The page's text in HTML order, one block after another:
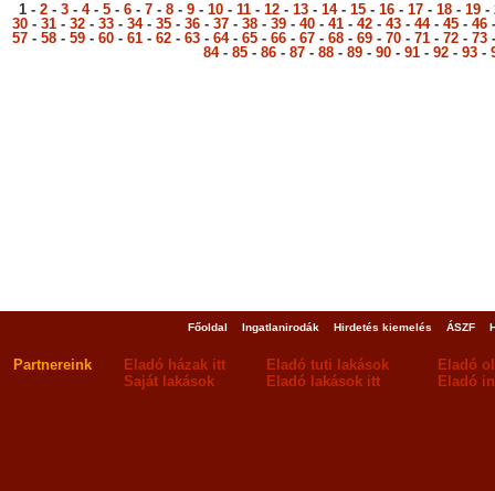
1 - 2 - 3 - 4- 5 - 6 - 7 - 8 - 9 - 10 - 11 - 12 - 13 - 14- 15 - 16 - 17 - 18 - 19 -
30 - 31 - 32 - 33 - 34- 35 - 36 - 37 - 38 - 39 - 40 - 41 - 42 - 43 - 44- 45 - 46
57 - 58 - 59 - 60 - 61 - 62 - 63 - 64- 65 - 66 - 67 - 68 - 69 - 70 - 71 - 72 - 73
84- 85 - 86 - 87 - 88 - 89 - 90 - 91 - 92 - 93 -
Főoldal Ingatlanirodák Hirdetés kiemelés ÁSZF
Partnereink Eladó házak itt Eladó tuti lakások
Eladó
Saját lakások
Eladó lakások itt Eladó